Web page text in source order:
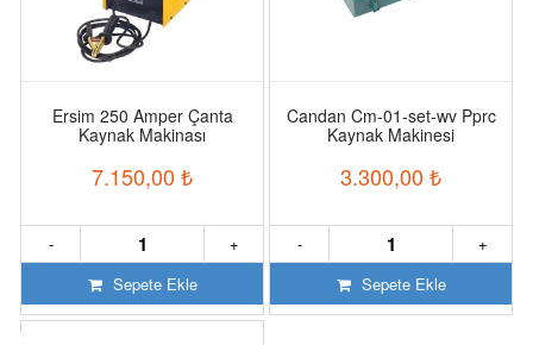
Ersim 250 Amper Çanta
Kaynak Makinası
7.150,00 ₺
+
-
Sepete Ekle
Candan Cm-01-set-wv Pprc
Kaynak Makinesi
3.300,00 ₺
+
-
Sepete Ekle